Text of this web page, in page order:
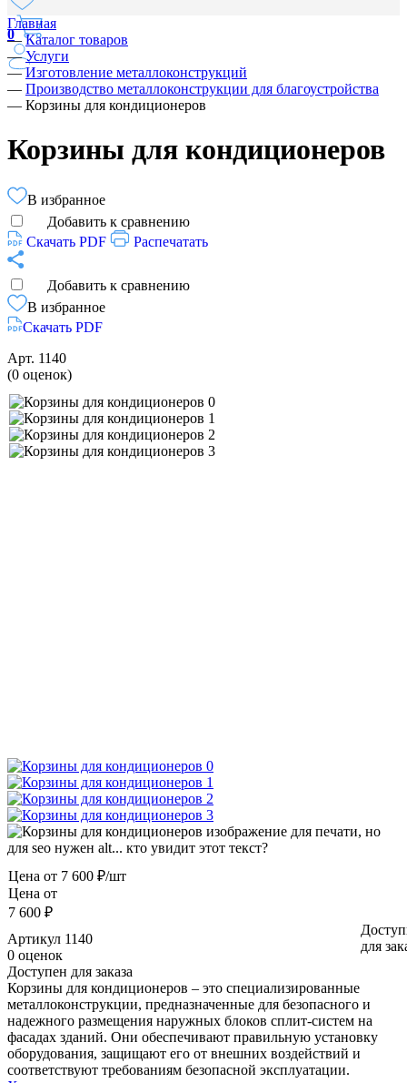
0
Главная
—Каталог товаров
—Услуги
—Изготовление металлоконструкций
— Производство металлоконструкции для благоустройства
— Корзины для кондиционеров
Корзины для кондиционеров
В избранное
Добавить к сравнению
Скачать PDF
Распечатать
Добавить к сравнению
В избранное
Скачать PDF
Арт. 1140
(0 оценок)
Цена от 7 600 ₽/шт
Цена от
7 600 ₽
для
Артикул 1140
0 оценок
Доступен для заказа
Корзины для кондиционеров – это специализированные
металлоконструкции, предназначенные для безопасного и
надежного размещения наружных блоков сплит-систем на
фасадах зданий. Они обеспечивают правильную установку
оборудования, защищают его от внешних воздействий и
соответствуют требованиям безопасной эксплуатации.